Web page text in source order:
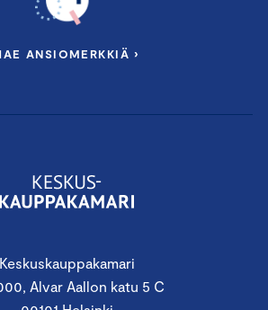
Keskuskauppakamari
Alvar Aallon katu 5 C
ANSIOMERKKIÄ ›